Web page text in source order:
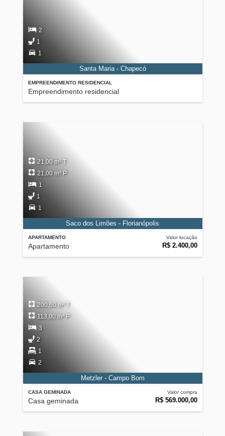
EMPREENDIMENTO RESIDENCIAL
Empreendimento residencial
2
1
1
Santa Maria - Chapecó
APARTAMENTO
Apartamento
Valor locação
R$ 2.400,00
21,00 m² T
21,00 m² P
1
1
1
Saco dos Limões - Florianópolis
CASA GEMINADA
Casa geminada
Valor compra
R$ 569.000,00
200,00 m² T
113,00 m² P
3
2
1
2
Metzler - Campo Bom